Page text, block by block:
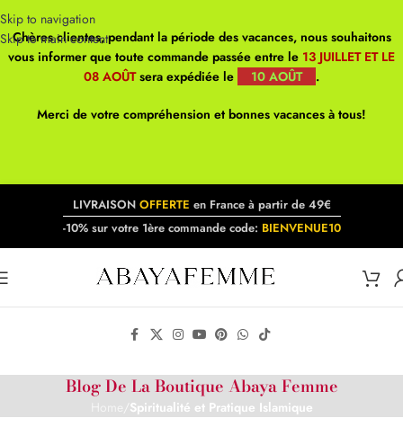
Skip to navigation
Skip to main content
Chères clientes, pendant la période des vacances, nous souhaitons
vous informer que toute commande passée entre le 13 JUILLET ET LE
08 AOÛTsera expédiée le 10 AOÛT .
Merci de votre compréhension et bonnes vacances à tous!
LIVRAISON OFFERTE en France à partir de 49€
-10% sur votre 1ère commande code: BIENVENUE10
Blog De La Boutique Abaya Femme
Spiritualité et Pratique Islamique